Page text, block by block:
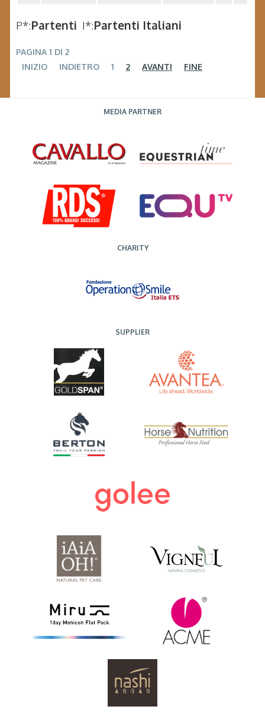
P*:Partenti I*:Partenti Italiani
PAGINA 1 DI 2
INIZIO
INDIETRO 1 2 AVANTI FINE
MEDIA PARTNER
CHARITY
SUPPLIER